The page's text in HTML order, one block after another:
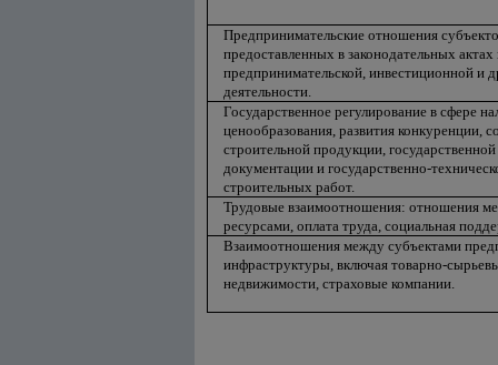
Предпринимательские отношения
предоставленных в законодательных
предпринимательской, инвестиционной и
деятельности.
Государственное регулирование в сфере
ценообразования, развития конкуренции,
строительной продукции,
документации и государственно-
строительных работ.
Трудовые взаимоотношения: отношения
ресурсами, оплата труда, социальная
Взаимоотношения между субъектами
инфраструктуры, включая товарно-
недвижимости, страховые компании.